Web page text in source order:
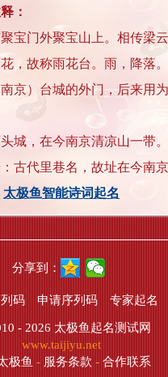
：
宝门外聚宝山上。相传梁
，故称雨花台。雨，降落。
京）台城的外门，后来用
城，在今南京清凉山一带。
古代里巷名，故址在今南京
太极鱼智能诗词起名
分享到：
码 申请序列码 专家起名
- 2026 太极鱼起名测试网
www.taijiyu.net
极鱼 - 服务条款 - 合作联系